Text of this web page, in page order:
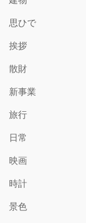
思ひで
挨拶
散財
新事業
旅行
日常
映画
時計
景色